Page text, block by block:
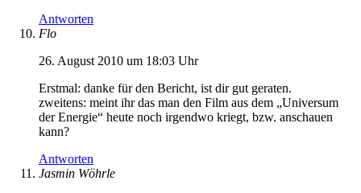
Antworten
Flo
26. August 2010 um 18:03 Uhr
Erstmal: danke für den Bericht, ist dir gut geraten.
zweitens: meint ihr das man den Film aus dem „Universum
der Energie“ heute noch irgendwo kriegt, bzw. anschauen
kann?
Antworten
Jasmin Wöhrle